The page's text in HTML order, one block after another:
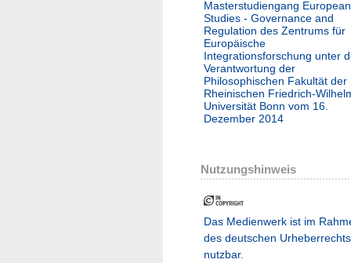
Masterstudiengang European
Studies - Governance and
Regulation des Zentrums für
Europäische
Integrationsforschung unter
Verantwortung der
Philosophischen Fakultät der
Rheinischen Friedrich-
Universität Bonn vom 16.
Dezember 2014
Nutzungshinweis
Das Medienwerk ist im
des deutschen Urheberrechts
nutzbar.